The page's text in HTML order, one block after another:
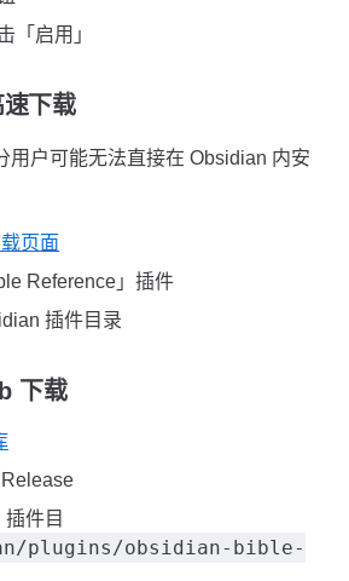
「启用」
下载
用户可能无法直接在 Obsidian 内安
页面
Reference」插件
插件目录
下载
件目
plugins/obsidian-bible-